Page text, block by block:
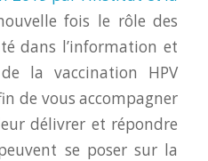
fois le rôle des
dans l’information et
la vaccination HPV
de vous accompagner
délivrer et répondre
se poser sur la